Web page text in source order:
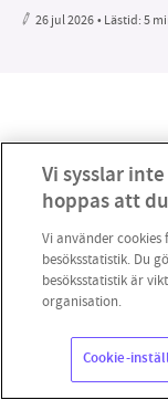
26 jul 2026• Lästid:5
Copyright
Vi sysslar
hoppas att
Vi använder
besöksstatistik. Du
besöksstatistik är
organisation.
Cookie-